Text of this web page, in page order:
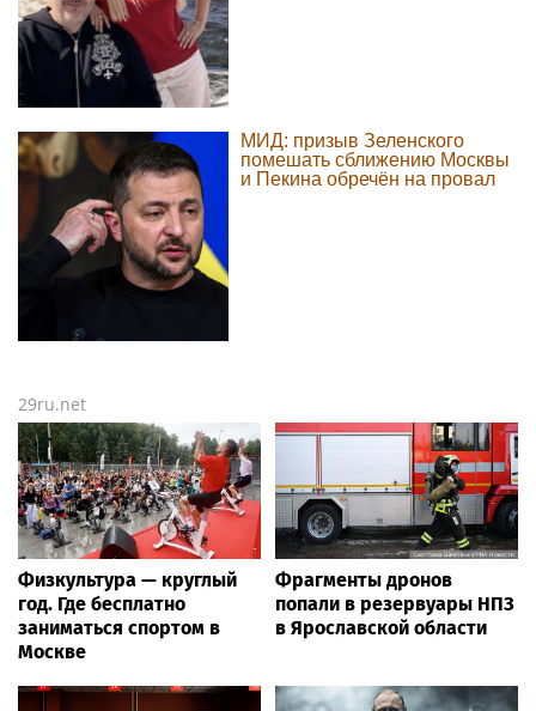
МИД: призыв Зеленского
помешать сближению Москвы
и Пекина обречён на провал
29ru.net
Физкультура — круглый
год. Где бесплатно
заниматься спортом в
Москве
Фрагменты дронов
попали в резервуары НПЗ
в Ярославской области